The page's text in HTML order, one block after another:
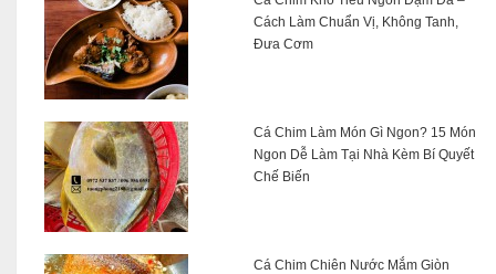
Cách Làm Chuẩn Vị, Không Tanh,
Đưa Cơm
Cá Chim Làm Món Gì Ngon? 15 Món
Ngon Dễ Làm Tại Nhà Kèm Bí Quyết
Chế Biến
Cá Chim Chiên Nước Mắm Giòn